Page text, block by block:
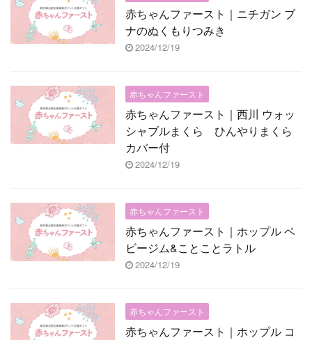
赤ちゃんファースト｜ニチガン ブ
ナのぬくもりつみき
2024/12/19
赤ちゃんファースト
赤ちゃんファースト｜西川 ウォッ
シャブルまくら ひんやりまくら
カバー付
2024/12/19
赤ちゃんファースト
赤ちゃんファースト｜ホップル ベ
ビージム&ことことラトル
2024/12/19
赤ちゃんファースト
赤ちゃんファースト｜ホップル コ